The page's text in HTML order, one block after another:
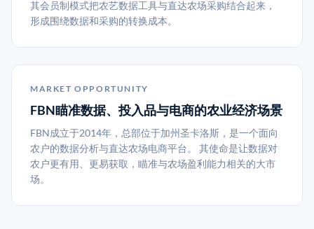
其会员制模式把农艺数据工具与直达农场采购结合起来，
形成围绕数据和采购的转换成本。
MARKET OPPORTUNITY
FBN瞄准数据、投入品与电商的农业经济场景
FBN成立于2014年，总部位于加州圣卡洛斯，是一个面向
农户的数据分析与直达农场电商平台。 其使命是让数据对
农户更有用、更易获取，瞄准与农场盈利能力相关的大市
场。